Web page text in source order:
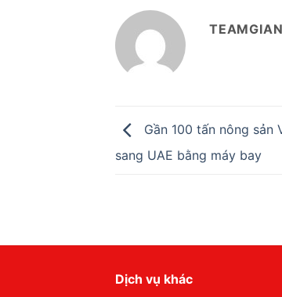
Gần 100 tấn nông sản
sang UAE bằng máy bay
Dịch vụ khác